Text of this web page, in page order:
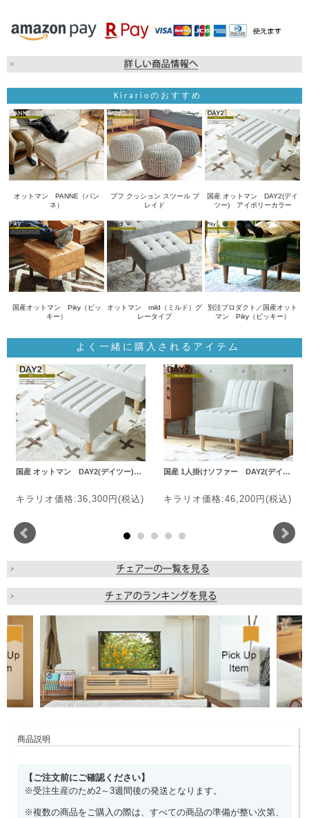
Kirarioのおすすめ
オットマン PANNE（パン
ネ）
プフ クッション スツール ブ
レイド
国産 オットマン DAY2(デイ
ツー) アイボリーカラー
国産オットマン Piky（ピッ
キー）
オットマン mild（ミルド）グ
レータイプ
別注プロダクト／国産オット
マン Piky（ピッキー）
よく一緒に購入されるアイテム
国産 オットマン DAY2(デイツー)…
キラリオ価格:36,300円(税込)
国産 1人掛けソファー DAY2(デイ…
キラリオ価格:46,200円(税込)
商品説明
【ご注文前にご確認ください】
※受注生産のため2～3週間後の発送となります。
※複数の商品をご購入の際は、すべての商品の準備が整い次第、